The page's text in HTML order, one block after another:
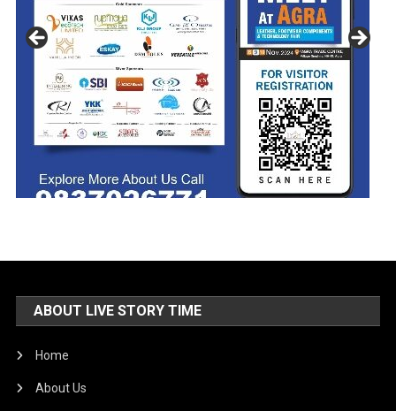
ABOUT LIVE STORY TIME
Home
About Us